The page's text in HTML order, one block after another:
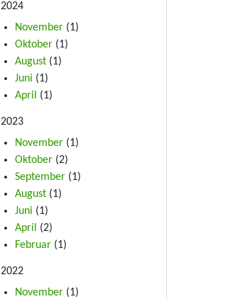
2024
November (1)
Oktober (1)
August (1)
Juni (1)
April
(1)
2023
November (1)
Oktober (2)
September (1)
August (1)
Juni (1)
April
(2)
Februar (1)
2022
November (1)